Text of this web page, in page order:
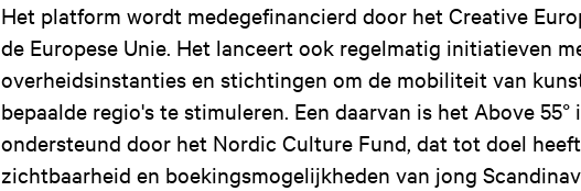
Het platform wordt medegefinancierd door het Creative
de Europese Unie. Het lanceert ook regelmatig initiatieven
overheidsinstanties en stichtingen om de mobiliteit van
bepaalde regio's te stimuleren. Een daarvan is het Above 55°
ondersteund door het Nordic Culture Fund, dat tot doel
zichtbaarheid en boekingsmogelijkheden van jong